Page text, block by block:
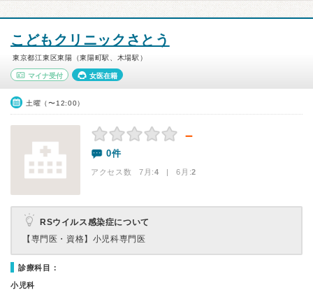
こどもクリニックさとう
東京都江東区東陽（東陽町駅、木場駅）
マイナ受付 女医在籍
土曜（〜12:00）
－
0件
アクセス数 7月:4 | 6月:2
RSウイルス感染症について
【専門医・資格】 小児科専門医
診療科目：
小児科